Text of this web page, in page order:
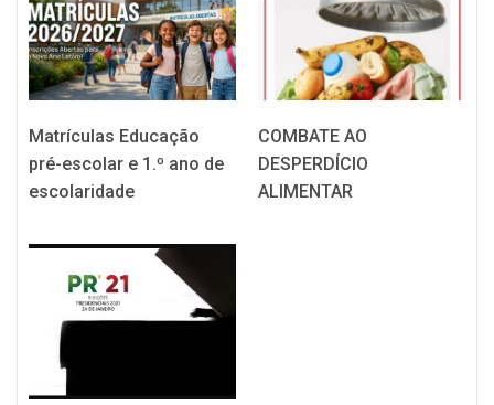
Matrículas Educação
pré-escolar e 1.º ano de
escolaridade
COMBATE AO
DESPERDÍCIO
ALIMENTAR